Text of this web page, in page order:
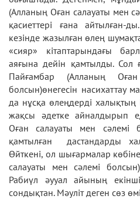
(Алланың Оған салауаты мен
қасиеттері ғана айтылған-
кезінде жазылған өлең
«сияр» кітаптарындағы
аяғына дейін қамтылды. Сол
Пайғамбар (Алланың
болсын)өнегесін насихаттау
да нұсқа өлеңдерді халықтың
жақсы әдетке айналдырып
Оған салауаты мен сәлемі
қамтылған дастандарды
Өйткені, ол шығармалар
салауаты мен сәлемі
Рабиүл әууал айының
сондықтан. Мәулiт деген сөз